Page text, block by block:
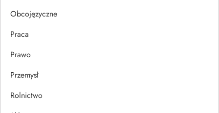
u
Obcojęzyczne
Praca
Prawo
Przemysł
Rolnictwo